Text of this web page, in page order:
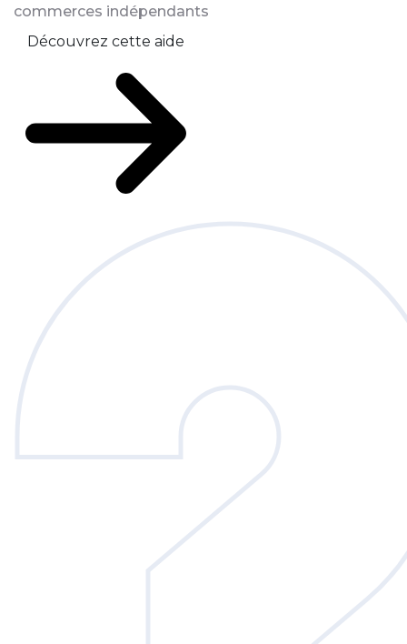
commerces indépendants
Découvrez cette aide